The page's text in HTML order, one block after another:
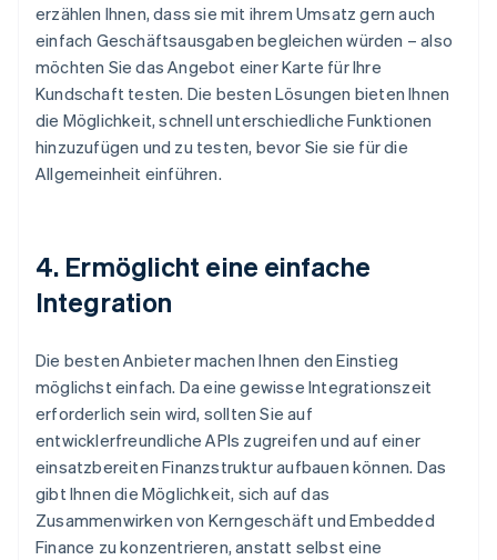
erzählen Ihnen, dass sie mit ihrem Umsatz gern auch
einfach Geschäftsausgaben begleichen würden – also
möchten Sie das Angebot einer Karte für Ihre
Kundschaft testen. Die besten Lösungen bieten Ihnen
die Möglichkeit, schnell unterschiedliche Funktionen
hinzuzufügen und zu testen, bevor Sie sie für die
Allgemeinheit einführen.
4. Ermöglicht eine einfache
Integration
Die besten Anbieter machen Ihnen den Einstieg
möglichst einfach. Da eine gewisse Integrationszeit
erforderlich sein wird, sollten Sie auf
entwicklerfreundliche APIs zugreifen und auf einer
einsatzbereiten Finanzstruktur aufbauen können. Das
gibt Ihnen die Möglichkeit, sich auf das
Zusammenwirken von Kerngeschäft und Embedded
Finance zu konzentrieren, anstatt selbst eine